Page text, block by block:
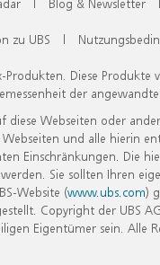
zu UBS |
Diese
der
Webseiten oder
und alle hierin
Einschränkungen. Die
Sie sollten Ihren
Website (www.ubs.com)
Copyright der UBS
Eigentümer sein. Alle